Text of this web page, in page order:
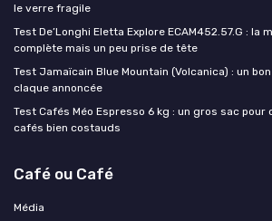
le verre fragile
Test De’Longhi Eletta Explore ECAM452.57.G : la
complète mais un peu prise de tête
Test Jamaïcain Blue Mountain (Volcanica) : un
claque annoncée
Test Cafés Méo Espresso 6 kg : un gros sac pour
cafés bien costauds
Café ou Café
Média